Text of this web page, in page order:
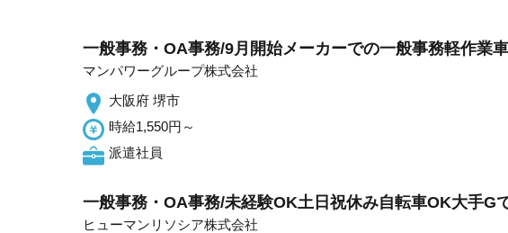
一般事務・OA事務/9月開始メーカーでの一般事務軽作業
マンパワーグループ株式会社
大阪府 堺市
時給1,550円～
派遣社員
一般事務・OA事務/未経験OK土日祝休み自転車OK大手G
ヒューマンリソシア株式会社